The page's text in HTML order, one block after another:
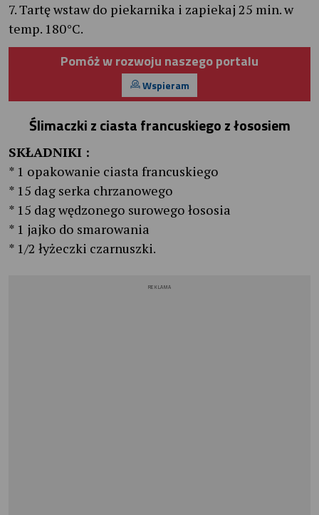
7. Tartę wstaw do piekarnika i zapiekaj 25 min. w
temp. 180°C.
Pomóż w rozwoju naszego portalu
Wspieram
Ślimaczki z ciasta francuskiego z łososiem
SKŁADNIKI :
* 1 opakowanie ciasta francuskiego
* 15 dag serka chrzanowego
* 15 dag wędzonego surowego łososia
* 1 jajko do smarowania
* 1/2 łyżeczki czarnuszki.
REKLAMA